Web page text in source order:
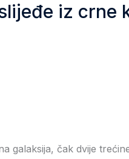
iz crne
galaksija, čak dvije